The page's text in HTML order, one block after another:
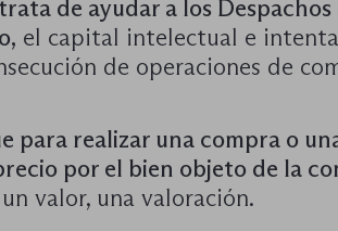
de ayudar a los
el capital intelectual e intenta
de operaciones de
para realizar una compra o
por el bien objeto de la
valor, una valoración.